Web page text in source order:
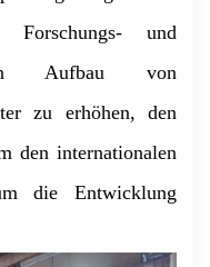
Forschungs- und
Aufbau von
zu erhöhen, den
den internationalen
die Entwicklung